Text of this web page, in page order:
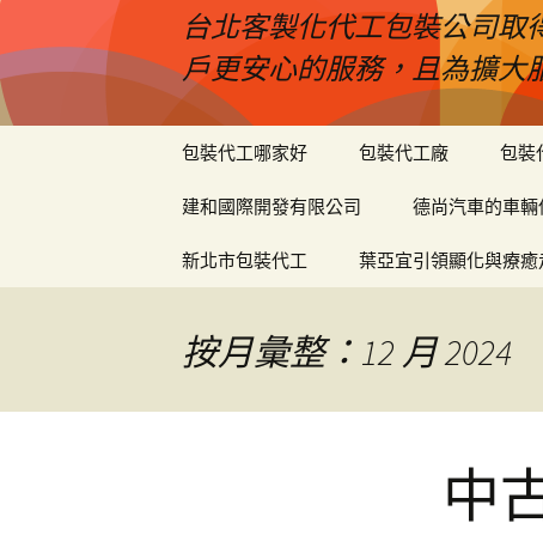
台北客製化代工包裝公司取
戶更安心的服務，且為擴大
包裝代工哪家好 包裝代工廠 包裝
建和國際開發有限公司 德尚汽車的車
新北市包裝代工 葉亞宜引領顯化與療
按月彙整：12 月 2024
中